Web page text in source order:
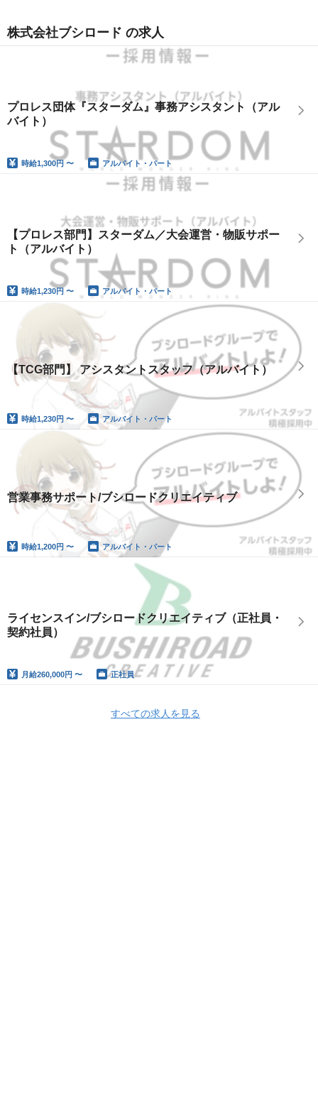
株式会社ブシロード の求人
プロレス団体『スターダム』事務アシスタント（アル
バイト）
時給1,300円 〜 アルバイト・パート
【プロレス部門】スターダム／大会運営・物販サポー
ト（アルバイト）
時給1,230円 〜 アルバイト・パート
【TCG部門】 アシスタントスタッフ（アルバイト）
時給1,230円 〜 アルバイト・パート
営業事務サポート/ブシロードクリエイティブ
時給1,200円 〜 アルバイト・パート
ライセンスイン/ブシロードクリエイティブ（正社員・
契約社員）
月給260,000円 〜 正社員
すべての求人を見る